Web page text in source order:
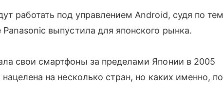
работать под управлением Android, судя по тем
выпустила для японского рынка.
свои смартфоны за пределами Японии в 2005
на несколько стран, но каких именно, по